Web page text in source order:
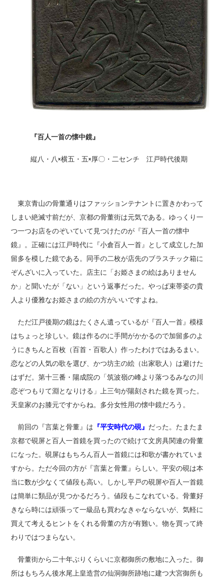
『百人一首の懐中鏡』
縦八・八×横五・五×厚〇・二センチ 江戸時代後期
東京青山の骨董通りはファッションテナントに置きかわって
しまい絶滅寸前だが、京都の骨董街は元気である。ゆっくり一
つ一つお店をのぞいていて見つけたのが『百人一首の懐中
鏡』。正確には江戸時代に『小倉百人一首』として成立した加
留多を模した鏡である。同手の二枚が店先のブラスチック箱に
ぞんざいに入っていた。店主に「お姫さまの絵はありません
か」と聞いたが「ない」という返事だった。やっぱ束帯姿の貴
人より優雅なお姫さまの絵の方がいいですよね。
ただ江戸後期の鏡はたくさん遺っているが『百人一首』模様
はちょっと珍しい。鏡は作るのに手間がかかるので加留多のよ
うにきちんと百枚（百首・百歌人）作ったわけではあるまい。
恋などの人気の歌を選び、かつ坊主の絵（出家歌人）は避けた
はずだ。第十三番・陽成院の「筑波嶺の峰より落つるみなの川
恋ぞつもりて淵となりける」上三句が陽刻された鏡を買った。
天皇家のお膝元ですからね。多分女性用の懐中鏡だろう。
前回の『言葉と骨董』は 『平安時代の硯』 だった。たまたま
京都で硯屏と百人一首鏡を買ったので続けて文房具関連の骨董
になった。硯屏はもちろん百人一首鏡には和歌が書かれていま
すから。ただ今回の方が『言葉と骨董』らしい。平安の硯は本
当に数が少なくて値段も高い。しかし平戸の硯屏や百人一首鏡
は簡単に類品が見つかるだろう。値段もこなれている。骨董好
きなら時には頑張って一級品も買わなきゃならないが、気軽に
買えて考えるヒントをくれる骨董の方が有難い。物を買って終
わりではつまらない。
骨董街から二十年ぶりくらいに京都御所の敷地に入った。御
所はもちろん後水尾上皇造営の仙洞御所跡地に建つ大宮御所も